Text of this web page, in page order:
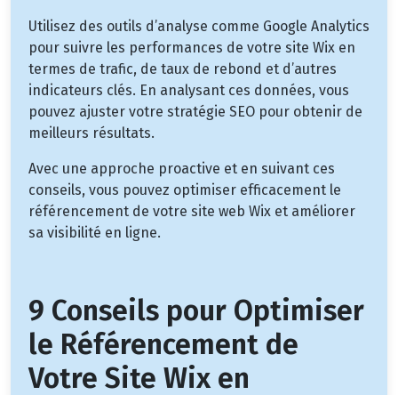
Utilisez des outils d’analyse comme Google Analytics
pour suivre les performances de votre site Wix en
termes de trafic, de taux de rebond et d’autres
indicateurs clés. En analysant ces données, vous
pouvez ajuster votre stratégie SEO pour obtenir de
meilleurs résultats.
Avec une approche proactive et en suivant ces
conseils, vous pouvez optimiser efficacement le
référencement de votre site web Wix et améliorer
sa visibilité en ligne.
9 Conseils pour Optimiser
le Référencement de
Votre Site Wix en